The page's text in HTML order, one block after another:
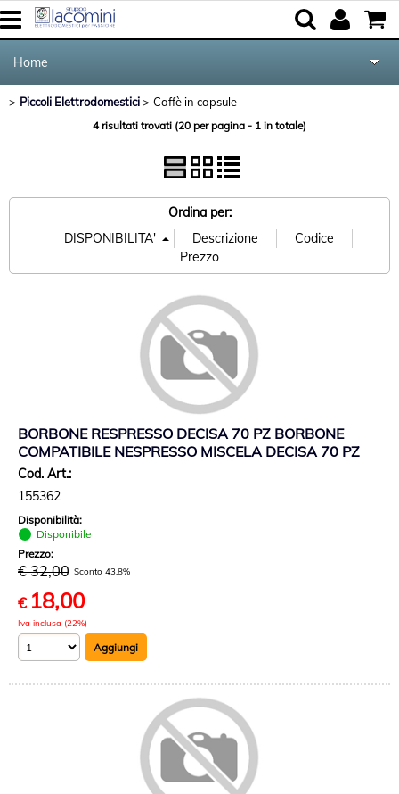
Categoria: Home>Piccoli Elettrodomestici
Home
Elettrodomestici
Audio Video Tv
Forniture per Hotel e Ristoranti
Piccoli Elettrodomestici Caffè in capsule
4 risultati trovati (20 per pagina - 1 in totale)
Ordina per:
BORBONE RESPRESSO DECISA 70 PZ BORBONE
COMPATIBILE NESPRESSO MISCELA DECISA 70 PZ
Cod. Art.:
155362
Disponibilità:
Disponibile
Prezzo:
€ 32,00 Sconto 43.8%
€ 18,00
Iva inclusa (22%)